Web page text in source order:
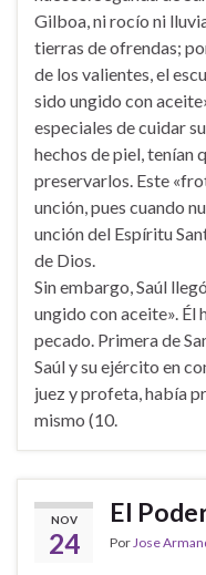
Gilboa, ni rocío ni
tierras de ofrendas;
de los valientes, el
sido ungido con
especiales de cuidar
hechos de piel, tenían
preservarlos. Este
unción, pues cuando
unción del Espíritu
de Dios.
Sin embargo, Saúl
ungido con aceite». Él
pecado. Primera de
Saúl y su ejército en
juez y profeta, había
mismo (10.
NOV
24
El
Por Jose